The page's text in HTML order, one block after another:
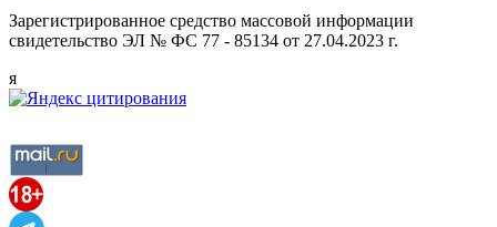
Зарегистрированное средство массовой информации
свидетельство ЭЛ № ФС 77 - 85134 от 27.04.2023 г.
я